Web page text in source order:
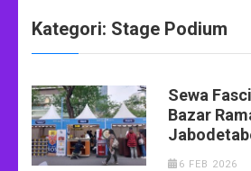
Kategori: Stage Podium
Sewa
Bazar
6 FEB 2026